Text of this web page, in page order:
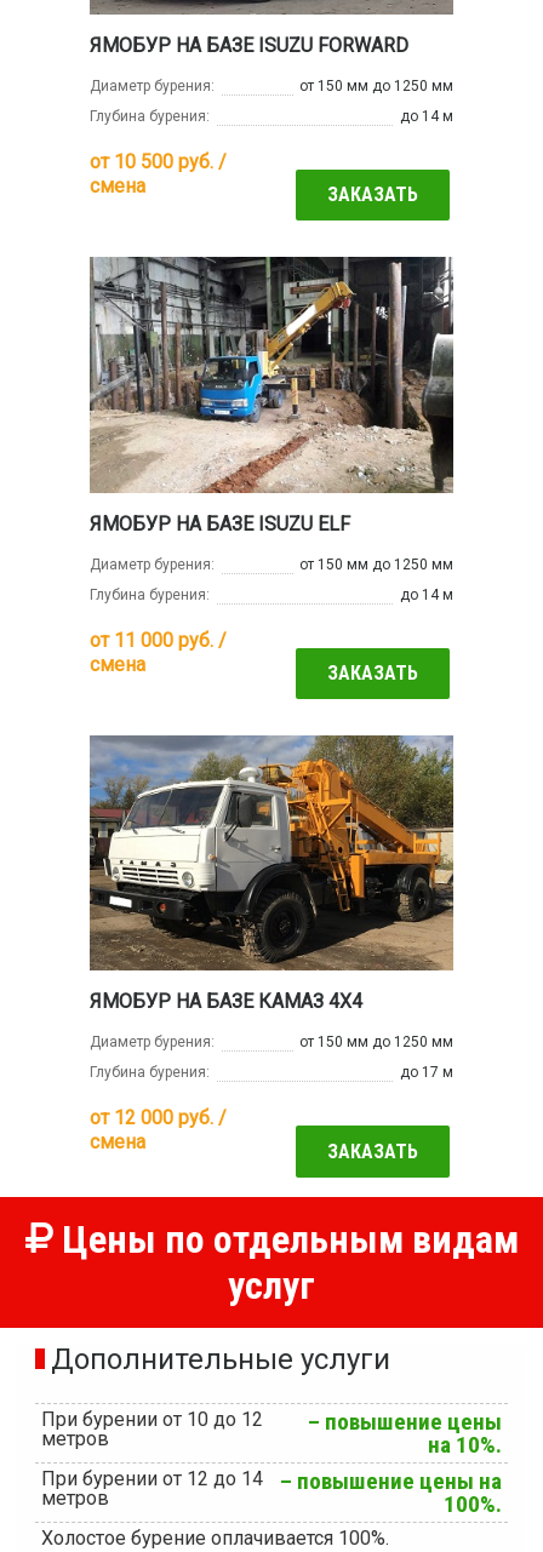
ЯМОБУР НА БАЗЕ ISUZU FORWARD
Диаметр бурения:
от 150 мм до 1250 мм
Глубина бурения:
до 14 м
от 10 500 руб. /
смена
ЗАКАЗАТЬ
ЯМОБУР НА БАЗЕ ISUZU ELF
Диаметр бурения:
от 150 мм до 1250 мм
Глубина бурения:
до 14 м
от 11 000 руб. /
смена
ЗАКАЗАТЬ
ЯМОБУР НА БАЗЕ КАМАЗ 4Х4
Диаметр бурения:
от 150 мм до 1250 мм
Глубина бурения:
до 17 м
от 12 000 руб. /
смена
ЗАКАЗАТЬ
Цены по отдельным видам
услуг
Дополнительные услуги
При бурении от 10 до 12
метров
– повышение цены
на 10%.
При бурении от 12 до 14
метров
– повышение цены на
100%.
Холостое бурение оплачивается 100%.